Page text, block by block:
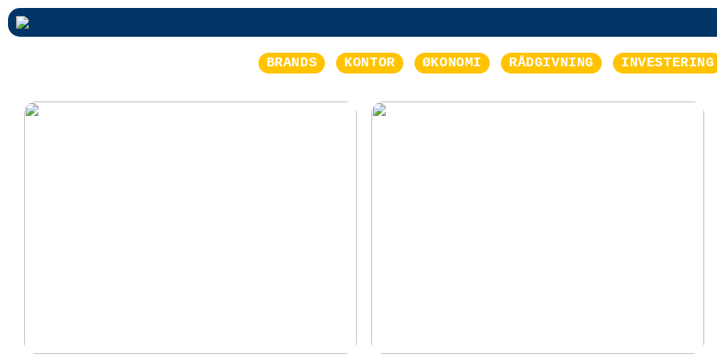
BRANDS KONTOR ØKONOMI RÅDGIVNING INVESTERING